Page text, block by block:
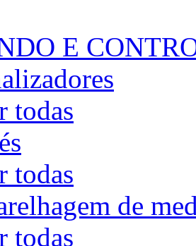
E
todas
todas
de
todas